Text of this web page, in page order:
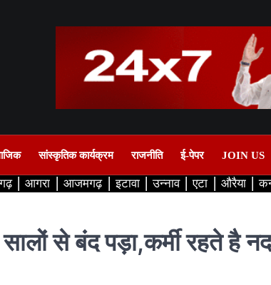
सांस्कृतिक कार्यक्रम राजनीति ई-पेपर JOIN US
आगरा आजमगढ़ इटावा उन्नाव एटा औरैया
से बंद पड़ा,कर्मी रहते है